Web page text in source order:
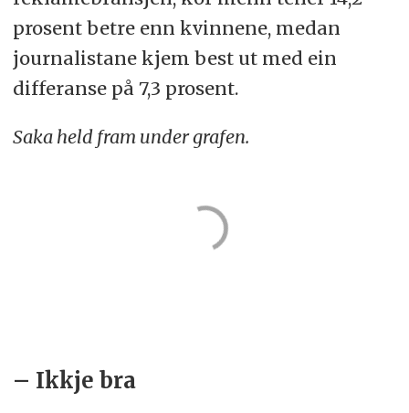
prosent betre enn kvinnene, medan
journalistane kjem best ut med ein
differanse på 7,3 prosent.
Saka held fram under grafen.
– Ikkje bra